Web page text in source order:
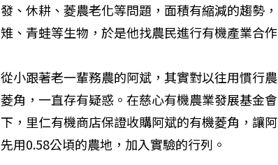
發、休耕、菱農老化等問題，面積有縮減的趨勢
雉、青蛙等生物，於是他找農民進行有機產業合
從小跟著老一輩務農的阿斌，其實對以往用慣行
菱角，一直存有疑惑。在慈心有機農業發展基金
下，里仁有機商店保證收購阿斌的有機菱角，讓
先用0.58公頃的農地，加入實驗的行列。